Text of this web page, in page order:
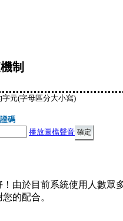
制
元(字母區分大小寫)
碼
播放圖檔聲音
由於目前系統使用人數眾
的配合。